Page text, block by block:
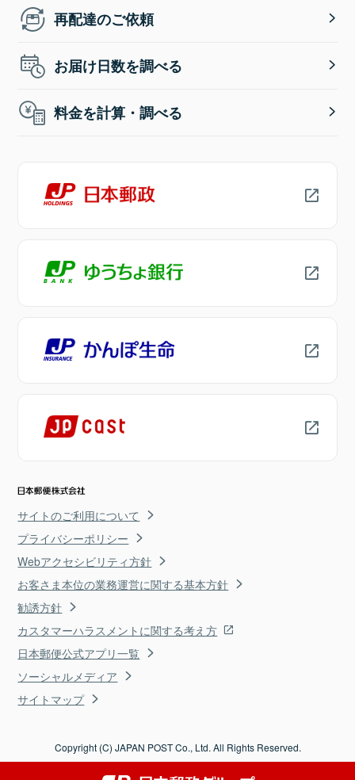
再配達のご依頼
お届け日数を調べる
料金を計算・調べる
サイトのご利用について
プライバシーポリシー
Webアクセシビリティ方針
お客さま本位の業務運営に関する基本方針
勧誘方針
カスタマーハラスメントに関する考え方
日本郵便公式アプリ一覧
ソーシャルメディア
サイトマップ
Copyright (C) JAPAN POST Co., Ltd. All Rights Reserved.